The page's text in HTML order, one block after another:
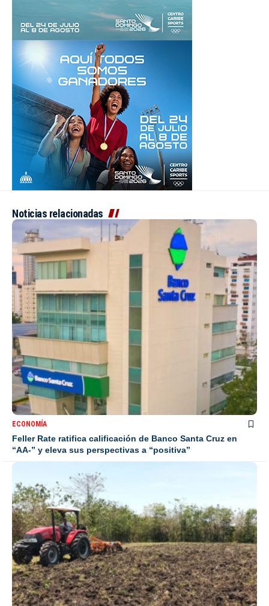
Noticias relacionadas
ECONOMÍA
Feller Rate ratifica calificación de Banco Santa Cruz en
“AA-” y eleva sus perspectivas a “positiva”